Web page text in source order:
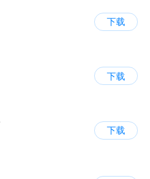
下载
下载
下载